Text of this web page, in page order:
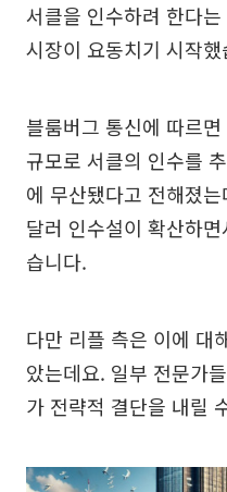
서클을 인수하려 한다
시장이 요동치기 시작했
블룸버그 통신에 따르
규모로 서클의 인수를
에 무산됐다고 전해졌
달러 인수설이 확산하
습니다.
다만 리플 측은 이에 대
았는데요. 일부 전문가
가 전략적 결단을 내릴